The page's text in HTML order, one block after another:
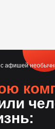
с афишей